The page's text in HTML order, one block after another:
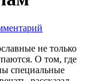
не только
О том, где
специальные